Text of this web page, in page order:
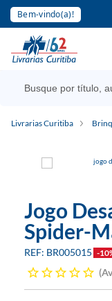
Bem-vindo(a)!
Livrarias Curitiba
Jogo
Spider-
BR005015 -